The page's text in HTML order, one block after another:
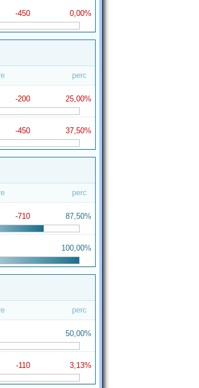
-450 0,00%
perc
-200 25,00%
-450 37,50%
perc
-710 87,50%
100,00%
perc
50,00%
-110 3,13%